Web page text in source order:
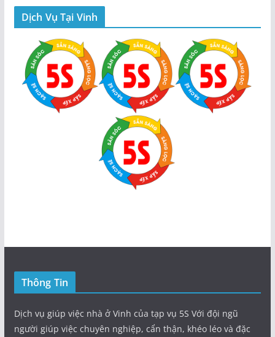
Dịch Vụ Tại Vinh
Thông Tin
Dịch vụ giúp việc nhà ở Vinh của tạp vụ 5S Với đội ngũ
người giúp việc chuyên nghiệp, cẩn thận, khéo léo và đặc